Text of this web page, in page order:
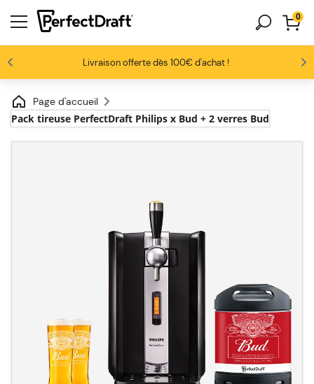
Livraison offerte dès 100€ d'achat !
Profitez de -10% dès 3 fûts unitaires
Les amateurs de bière nous adorent
0
Page d'accueil
Pack tireuse PerfectDraft Philips x Bud + 2 verres Bud